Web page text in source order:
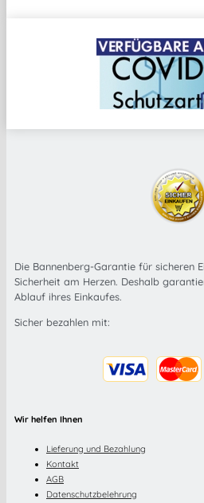
Die Bannenberg-Garantie für sicheren
Sicherheit am Herzen. Deshalb
Ablauf ihres Einkaufes.
Sicher bezahlen mit:
Wir helfen Ihnen
Lieferung und Bezahlung
Kontakt
AGB
Datenschutzbelehrung